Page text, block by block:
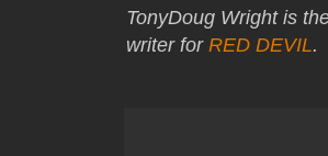
TonyDoug Wright is
writer forRED DEVIL.